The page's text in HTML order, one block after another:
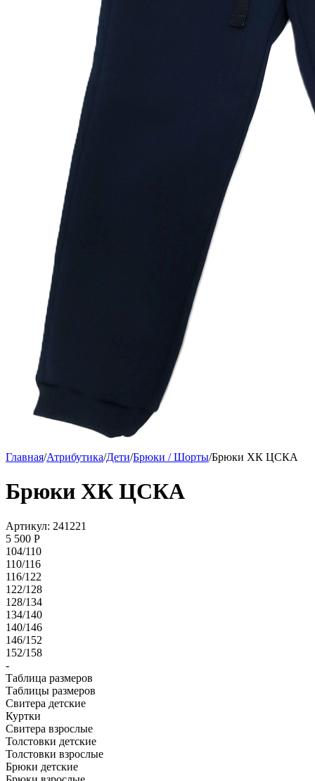
Главная/Атрибутика/Дети/Брюки / Шорты/Брюки ХК ЦСКА
Брюки ХК ЦСКА
Артикул: 241221
5 500 P
104/110
110/116
116/122
122/128
128/134
134/140
140/146
146/152
152/158
-
Таблица размеров
Таблицы размеров
Свитера детские
Куртки
Свитера взрослые
Толстовки детские
Толстовки взрослые
Брюки детские